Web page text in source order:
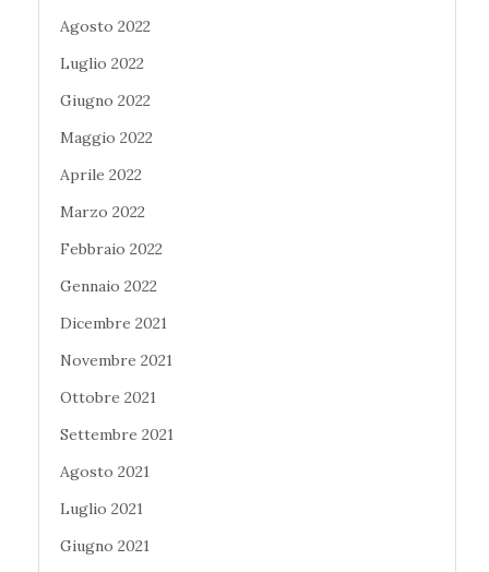
Agosto 2022
Luglio 2022
Giugno 2022
Maggio 2022
Aprile 2022
Marzo 2022
Febbraio 2022
Gennaio 2022
Dicembre 2021
Novembre 2021
Ottobre 2021
Settembre 2021
Agosto 2021
Luglio 2021
Giugno 2021